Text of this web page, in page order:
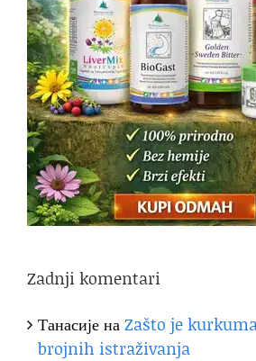
Zadnji komentari
ТанасијенаZašto je
brojnih istraživanja